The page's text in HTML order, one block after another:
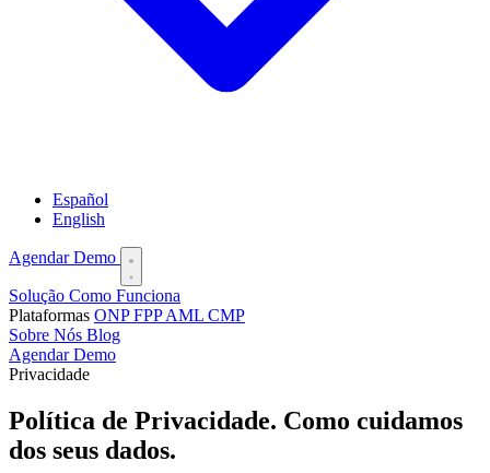
Español
English
Agendar Demo
Solução Como Funciona
Plataformas ONP FPP AML CMP
Sobre Nós Blog
Agendar Demo
Privacidade
Política de Privacidade. Como cuidamos
dos seus dados.